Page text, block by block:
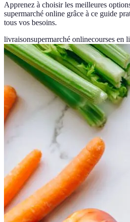
Apprenez à choisir les meilleures
supermarché online grâce à ce guide
tous vos besoins.
livraisonsupermarché onlinecourses en